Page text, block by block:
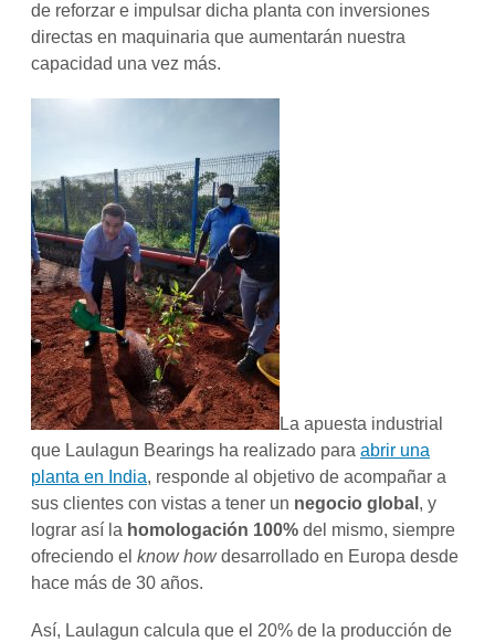
de reforzar e impulsar dicha planta con inversiones
directas en maquinaria que aumentarán nuestra
capacidad una vez más.
La apuesta industrial
que Laulagun Bearings ha realizado para abrir una
planta en India, responde al objetivo de acompañar a
sus clientes con vistas a tener un negocio global , y
lograr así la homologación 100% del mismo, siempre
ofreciendo el know howdesarrollado en Europa desde
hace más de 30 años.
Así, Laulagun calcula que el 20% de la producción de